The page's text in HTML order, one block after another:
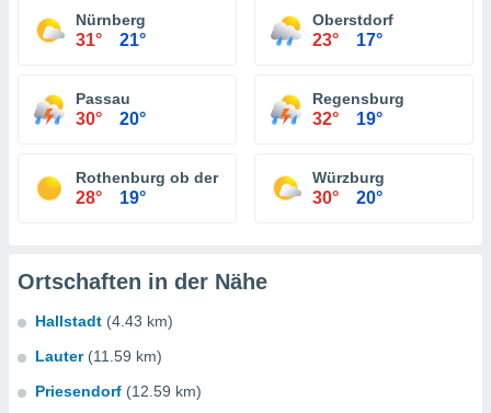
Nürnberg
31° 21°
Oberstdorf
23° 17°
Passau
30° 20°
Regensburg
32° 19°
Rothenburg ob der Tauber
28° 19°
Würzburg
30° 20°
Ortschaften in der Nähe
Hallstadt (4.43 km)
Lauter (11.59 km)
Priesendorf (12.59 km)